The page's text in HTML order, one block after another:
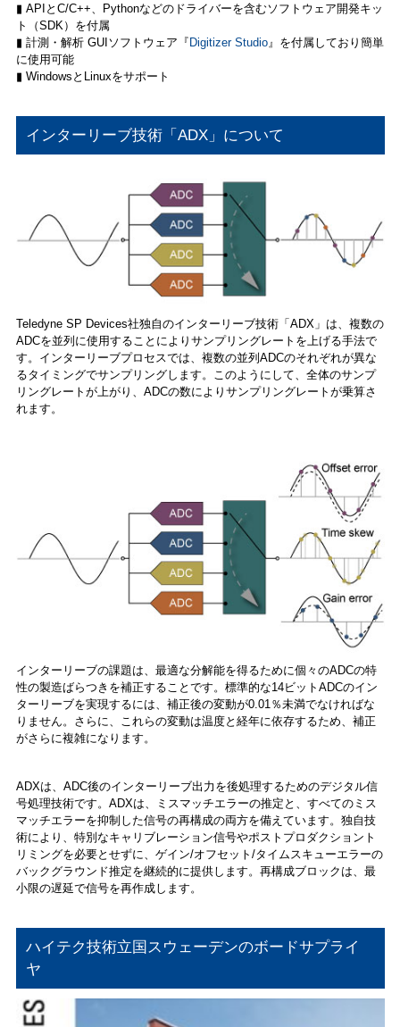
▮ APIとC/C++、Pythonなどのドライバーを含むソフトウェア開発キッ
ト（SDK）を付属
▮ 計測・解析 GUIソフトウェア『 Digitizer Studio』を付属しており簡単
に使用可能
▮ WindowsとLinuxをサポート
インターリーブ技術「ADX」について
Teledyne SP Devices社独自のインターリーブ技術「ADX」は、複数の
ADCを並列に使用することによりサンプリングレートを上げる手法で
す。インターリーブプロセスでは、複数の並列ADCのそれぞれが異な
るタイミングでサンプリングします。このようにして、全体のサンプ
リングレートが上がり、ADCの数によりサンプリングレートが乗算さ
れます。
インターリーブの課題は、最適な分解能を得るために個々のADCの特
性の製造ばらつきを補正することです。標準的な14ビットADCのイン
ターリーブを実現するには、補正後の変動が0.01％未満でなければな
りません。さらに、これらの変動は温度と経年に依存するため、補正
がさらに複雑になります。
ADXは、ADC後のインターリーブ出力を後処理するためのデジタル信
号処理技術です。ADXは、ミスマッチエラーの推定と、すべてのミス
マッチエラーを抑制した信号の再構成の両方を備えています。独自技
術により、特別なキャリブレーション信号やポストプロダクショント
リミングを必要とせずに、ゲイン/オフセット/タイムスキューエラーの
バックグラウンド推定を継続的に提供します。再構成ブロックは、最
小限の遅延で信号を再作成します。
ハイテク技術立国スウェーデンのボードサプライ
ヤ